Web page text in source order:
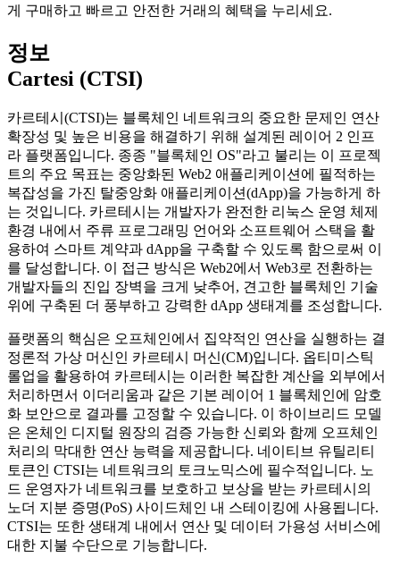
게 구매하고 빠르고 안전한 거래의 혜택을 누리세요.
정보
Cartesi (CTSI)
카르테시(CTSI)는 블록체인 네트워크의 중요한 문제인 연산
확장성 및 높은 비용을 해결하기 위해 설계된 레이어 2 인프
라 플랫폼입니다. 종종 "블록체인 OS"라고 불리는 이 프로젝
트의 주요 목표는 중앙화된 Web2 애플리케이션에 필적하는
복잡성을 가진 탈중앙화 애플리케이션(dApp)을 가능하게 하
는 것입니다. 카르테시는 개발자가 완전한 리눅스 운영 체제
환경 내에서 주류 프로그래밍 언어와 소프트웨어 스택을 활
용하여 스마트 계약과 dApp을 구축할 수 있도록 함으로써 이
를 달성합니다. 이 접근 방식은 Web2에서 Web3로 전환하는
개발자들의 진입 장벽을 크게 낮추어, 견고한 블록체인 기술
위에 구축된 더 풍부하고 강력한 dApp 생태계를 조성합니다.
플랫폼의 핵심은 오프체인에서 집약적인 연산을 실행하는 결
정론적 가상 머신인 카르테시 머신(CM)입니다. 옵티미스틱
롤업을 활용하여 카르테시는 이러한 복잡한 계산을 외부에서
처리하면서 이더리움과 같은 기본 레이어 1 블록체인에 암호
화 보안으로 결과를 고정할 수 있습니다. 이 하이브리드 모델
은 온체인 디지털 원장의 검증 가능한 신뢰와 함께 오프체인
처리의 막대한 연산 능력을 제공합니다. 네이티브 유틸리티
토큰인 CTSI는 네트워크의 토크노믹스에 필수적입니다. 노
드 운영자가 네트워크를 보호하고 보상을 받는 카르테시의
노더 지분 증명(PoS) 사이드체인 내 스테이킹에 사용됩니다.
CTSI는 또한 생태계 내에서 연산 및 데이터 가용성 서비스에
대한 지불 수단으로 기능합니다.